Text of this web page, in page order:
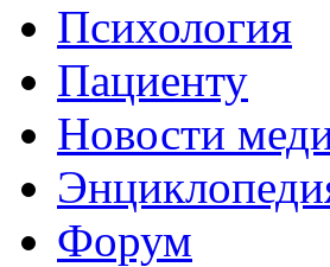
Психология
Пациенту
Новости
Форум